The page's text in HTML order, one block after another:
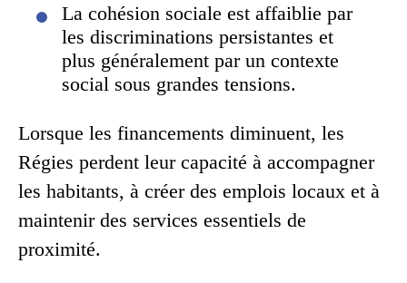
La cohésion sociale est affaiblie par
les discriminations persistantes et
plus généralement par un contexte
social sous grandes tensions.
Lorsque les financements diminuent, les
Régies perdent leur capacité à accompagner
les habitants, à créer des emplois locaux et à
maintenir des services essentiels de
proximité.